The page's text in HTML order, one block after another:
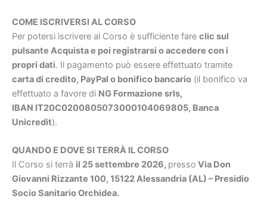
COME ISCRIVERSI AL CORSO
Per potersi iscrivere al Corso è sufficiente fare clic sul
pulsante Acquista e poi registrarsi o accedere con i
propri dati. Il pagamento può essere effettuato tramite
carta di credito, PayPal o bonifico bancario (il bonifico va
effettuato a favore di NG Formazione srls,
IBAN IT20C0200805073000104069805, Banca
Unicredit).
QUANDO E DOVE SI TERRÀ IL CORSO
Il Corso si terrà il 25 settembre 2026, presso Via Don
Giovanni Rizzante 100, 15122 Alessandria (AL) – Presidio
Socio Sanitario Orchidea.